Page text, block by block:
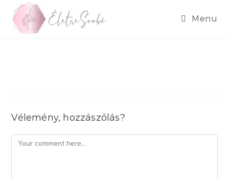
content
Menu
Vélemény, hozzászólás?
Comment